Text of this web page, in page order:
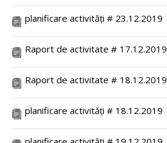
planificare activități # 23.12.2019
Raport de activitate # 17.12.2019
Raport de activitate # 18.12.2019
planificare activități # 18.12.2019